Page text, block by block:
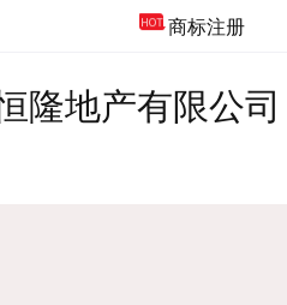
商标注册
隆地产有限公司